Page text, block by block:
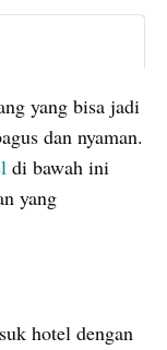
yang bisa jadi
dan nyaman.
di bawah ini
yang
hotel dengan